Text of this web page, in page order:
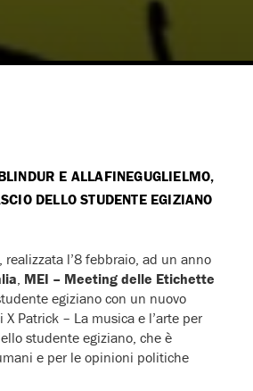
E ALLAFINEGUGLIELMO,
DELLO STUDENTE EGIZIANO
, realizzata l’8 febbraio, ad un anno
MEI – Meeting delle Etichette
egiziano con un nuovo
Patrick – La musica e l’arte per
studente egiziano, che è
e per le opinioni politiche